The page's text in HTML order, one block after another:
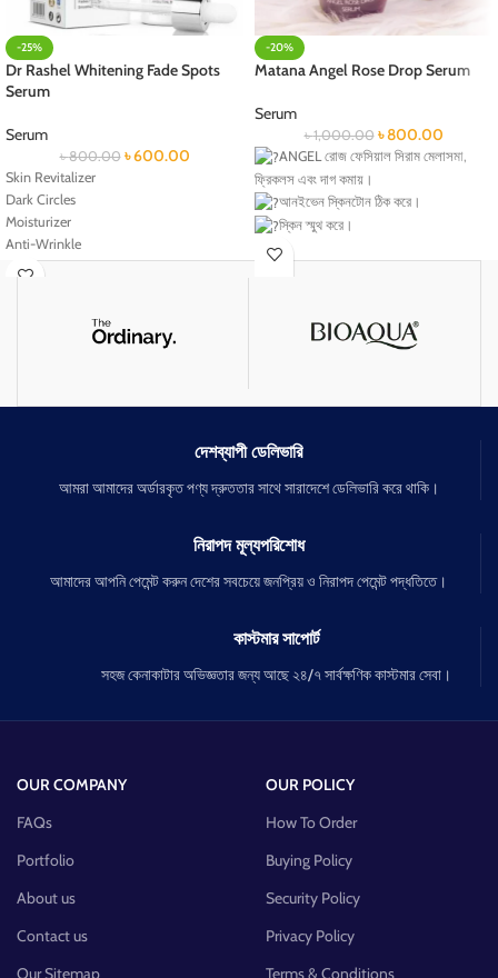
-25%
Dr Rashel Whitening Fade Spots
Serum
Serum
৳800.00 ৳600.00
Skin Revitalizer
Dark Circles
Moisturizer
Anti-Wrinkle
Anti-Aging
-20%
Matana Angel Rose Drop Serum
Serum
৳1,000.00 ৳800.00
ANGEL রোজ ফেসিয়াল সিরাম মেলাসমা,
ফ্রিকলস এবং দাগ কমায়।
আনইভেন স্কিনটোন ঠিক করে।
স্কিন স্মুথ করে।
২-৩ সেড উজ্জ্বল করে।
ত্বকের কোষ পরিষ্কার করতে সহায়তা করে।
দেশব্যাপী ডেলিভারি
আমরা আমাদের অর্ডারকৃত পণ্য দ্রুততার সাথে সারাদেশে ডেলিভারি করে থাকি।
নিরাপদ মূল্যপরিশোধ
আমাদের আপনি পেমেন্ট করুন দেশের সবচেয়ে জনপ্রিয় ও নিরাপদ পেমেন্ট পদ্ধতিতে।
কাস্টমার সাপোর্ট
সহজ কেনাকাটার অভিজ্ঞতার জন্য আছে ২৪/৭ সার্বক্ষণিক কাস্টমার সেবা।
OUR COMPANY
FAQs
Portfolio
About us
Contact us
Our Sitemap
OUR POLICY
How To Order
Buying Policy
Security Policy
Privacy Policy
Terms & Conditions